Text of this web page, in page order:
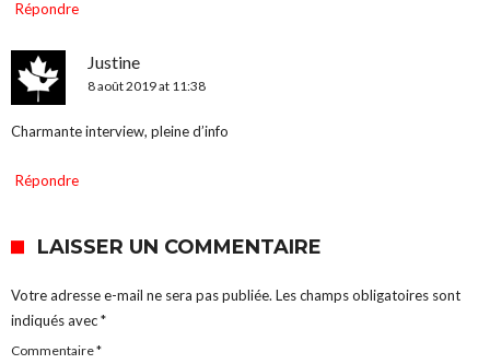
Répondre
Justine
8 août 2019 at 11:38
Charmante interview, pleine d’info
Répondre
LAISSER UN COMMENTAIRE
Votre adresse e-mail ne sera pas publiée. Les champs obligatoires sont
indiqués avec*
Commentaire*